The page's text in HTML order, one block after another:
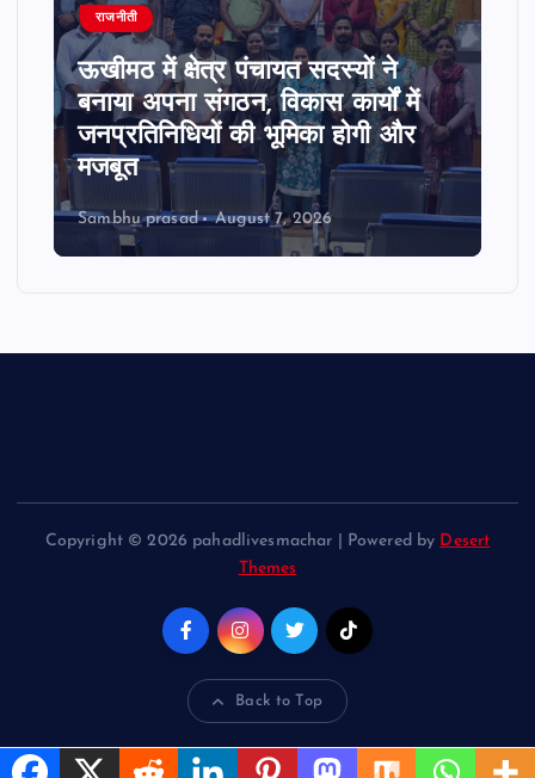
राजनीती
ऊखीमठ में क्षेत्र पंचायत सदस्यों ने
बनाया अपना संगठन, विकास कार्यों में
जनप्रतिनिधियों की भूमिका होगी और
मजबूत
Sambhu prasad August 7, 2026
Copyright © 2026 pahadlivesmachar | Powered by Desert
Themes
Back to Top